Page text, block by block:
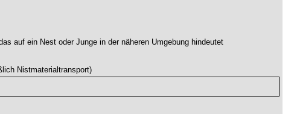
auf ein Nest oder Junge in der näheren Umgebung hindeutet
Nistmaterialtransport)